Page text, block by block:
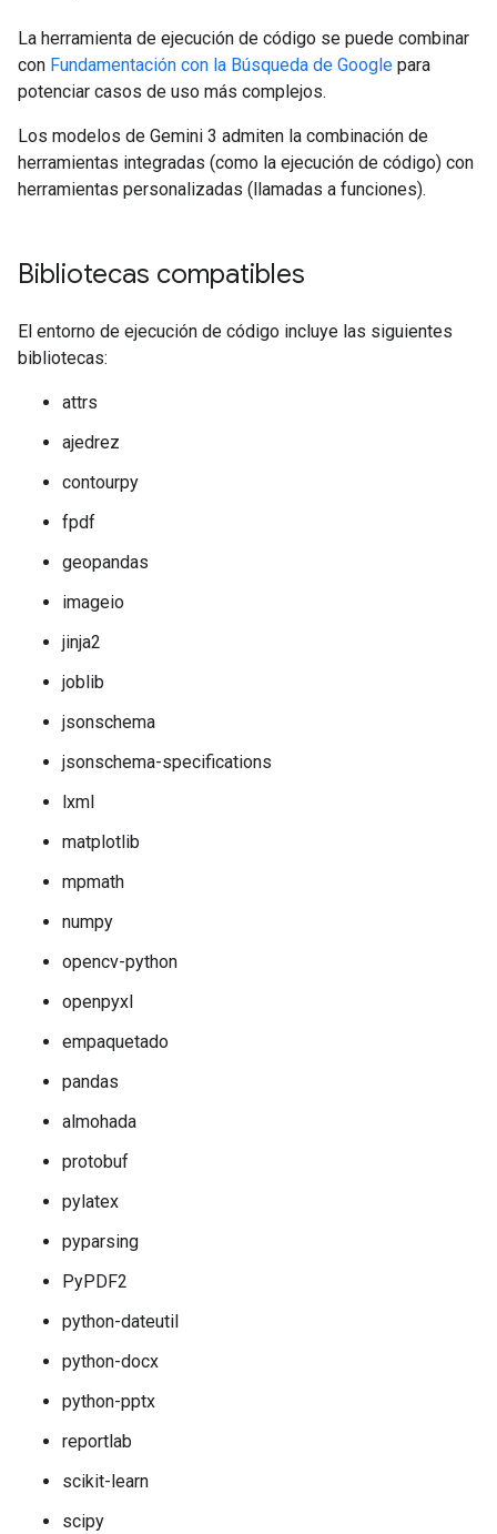
La herramienta de ejecución de código se puede combinar
con Fundamentación con la Búsqueda de Google para
potenciar casos de uso más complejos.
Los modelos de Gemini 3 admiten la combinación de
herramientas integradas (como la ejecución de código) con
herramientas personalizadas (llamadas a funciones).
Bibliotecas compatibles
El entorno de ejecución de código incluye las siguientes
bibliotecas:
attrs
ajedrez
contourpy
fpdf
geopandas
imageio
jinja2
joblib
jsonschema
jsonschema-specifications
lxml
matplotlib
mpmath
numpy
opencv-python
openpyxl
empaquetado
pandas
almohada
protobuf
pylatex
pyparsing
PyPDF2
python-dateutil
python-docx
python-pptx
reportlab
scikit-learn
scipy